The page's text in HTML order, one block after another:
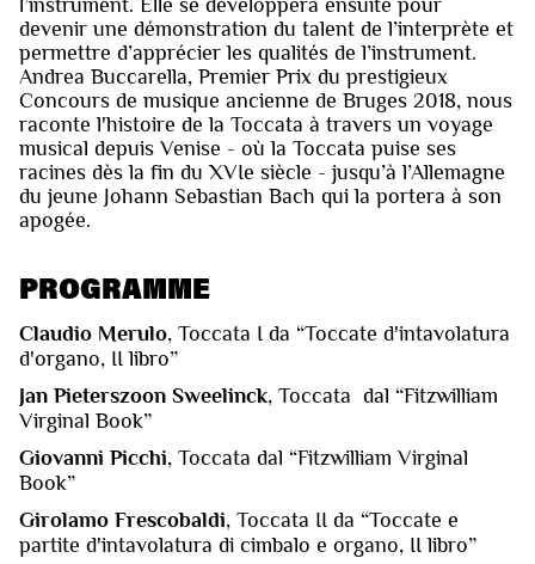
devenir une démonstration du talent de l’interprète et
permettre d’apprécier les qualités de l’instrument.
Andrea Buccarella, Premier Prix du prestigieux
Concours de musique ancienne de Bruges 2018, nous
raconte l'histoire de la Toccata à travers un voyage
musical depuis Venise - où la Toccata puise ses
racines dès la fin du XVIe siècle - jusqu’à l’Allemagne
du jeune Johann Sebastian Bach qui la portera à son
apogée.
PROGRAMME
Claudio Merulo, Toccata I da “Toccate d'intavolatura
d'organo, II libro”
Jan Pieterszoon Sweelinck, Toccata dal “Fitzwilliam
Virginal Book”
Giovanni Picchi, Toccata dal “Fitzwilliam Virginal
Book”
Girolamo Frescobaldi, Toccata II da “Toccate e
partite d'intavolatura di cimbalo e organo, II libro”